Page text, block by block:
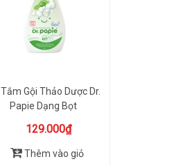
Tắm Gội Thảo Dược Dr.
Papie Dạng Bọt
129.000₫
Thêm vào giỏ